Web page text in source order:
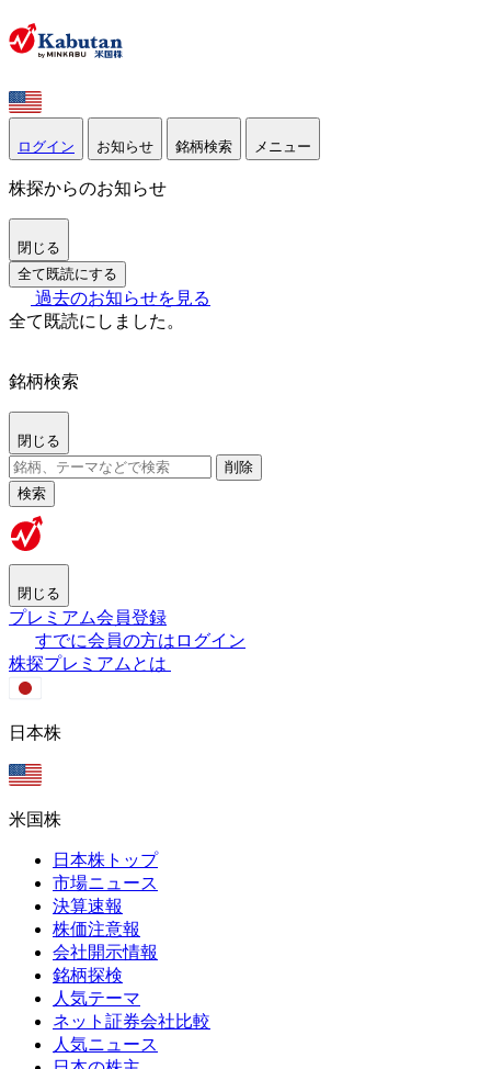
ログイン お知らせ 銘柄検索 メニュー
株探からのお知らせ
閉じる
全て既読にする
過去のお知らせを見る
全て既読にしました。
銘柄検索
閉じる
削除
検索
閉じる
プレミアム会員登録
すでに会員の方はログイン
株探プレミアムとは
日本株
米国株
日本株トップ
市場ニュース
決算速報
株価注意報
会社開示情報
銘柄探検
人気テーマ
ネット証券会社比較
人気ニュース